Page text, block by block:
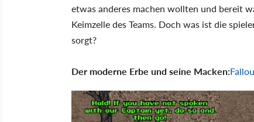
etwas anderes machen wollten und bereit
Keimzelle des Teams. Doch was ist die
sorgt?
Der moderne Erbe und seine Macken: